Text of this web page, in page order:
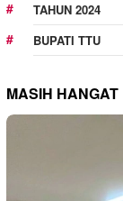
TAHUN 2024
BUPATI TTU
MASIH HANGAT